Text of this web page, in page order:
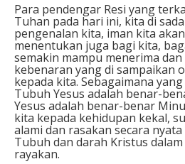
Para pendengar Resi yang
Tuhan pada hari ini, kita di
pengenalan kita, iman kita
menentukan juga bagi kita,
semakin mampu menerima
kebenaran yang di sampaikan
kepada kita. Sebagaimana
Tubuh Yesus adalah benar-
Yesus adalah benar-benar
kita kepada kehidupan kekal,
alami dan rasakan secara
Tubuh dan darah Kristus
rayakan.